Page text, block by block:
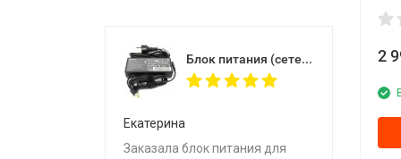
2
Блок питания (сетевой адаптер) для моноблоков Lenovo 20V 6.75A 135W USB (прямоугольный разъем)
Екатерина
Заказала блок питания для